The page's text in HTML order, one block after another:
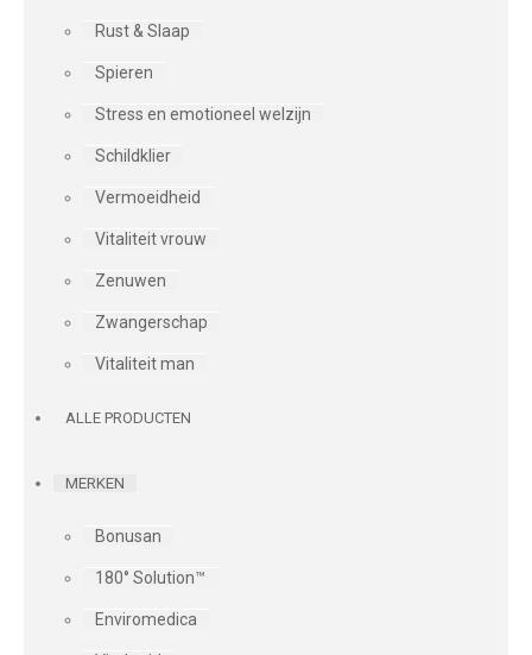
Rust & Slaap
Spieren
Stress en emotioneel welzijn
Schildklier
Vermoeidheid
Vitaliteit vrouw
Zenuwen
Zwangerschap
Vitaliteit man
ALLE PRODUCTEN
MERKEN
Bonusan
180° Solution™
Enviromedica